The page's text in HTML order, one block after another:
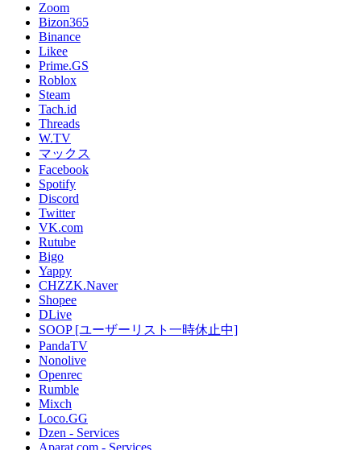
Zoom
Bizon365
Binance
Likee
Prime.GS
Roblox
Steam
Tach.id
Threads
W.TV
マックス
Facebook
Spotify
Discord
Twitter
VK.com
Rutube
Bigo
Yappy
CHZZK.Naver
Shopee
DLive
SOOP [ユーザーリスト一時休止中]
PandaTV
Nonolive
Openrec
Rumble
Mixch
Loco.GG
Dzen - Services
Aparat.com - Services